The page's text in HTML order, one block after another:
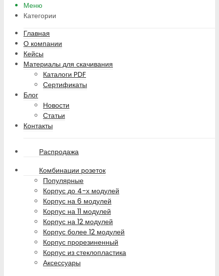
Меню
Категории
Главная
О компании
Кейсы
Материалы для скачивания
Каталоги PDF
Сертификаты
Блог
Новости
Статьи
Контакты
Распродажа
Комбинации розеток
Популярные
Корпус до 4-х модулей
Корпус на 6 модулей
Корпус на 11 модулей
Корпус на 12 модулей
Корпус более 12 модулей
Корпус прорезиненный
Корпус из стеклопластика
Аксессуары